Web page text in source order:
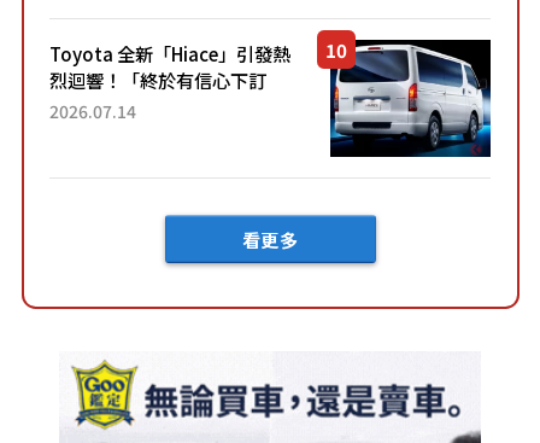
「三...
Toyota 全新「Hiace」引發熱
烈迴響！「終於有信心下訂
了！」「哪個等級交車最
車？...
2026.07.14
看更多